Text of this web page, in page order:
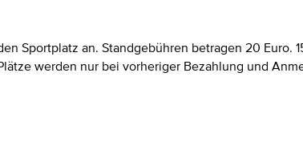
Sportplatz an. Standgebühren betragen 20 Euro.
werden nur bei vorheriger Bezahlung und